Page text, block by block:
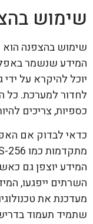
שימוש
שימוש בהצפנה הוא
המידע שנשמר
יוכל להיקרא על
לחדור למערכת. כל
כספיות, צריכים
כדאי לבדוק אם
המידע יוצפן גם
השרתים ייפגעו,
מעדכנת את
שתמיד תעמוד